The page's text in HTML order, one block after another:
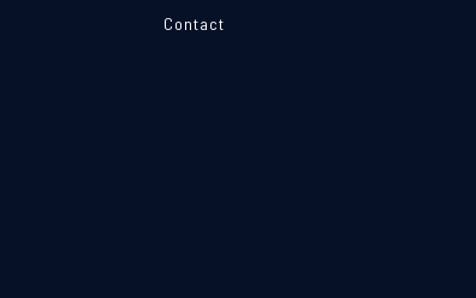
Contact